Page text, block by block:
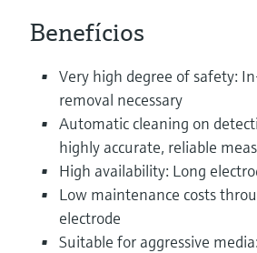
Benefícios
Very high degree of safety:
removal necessary
Automatic cleaning on
highly accurate, reliable
High availability: Long
Low maintenance costs
electrode
Suitable for aggressive